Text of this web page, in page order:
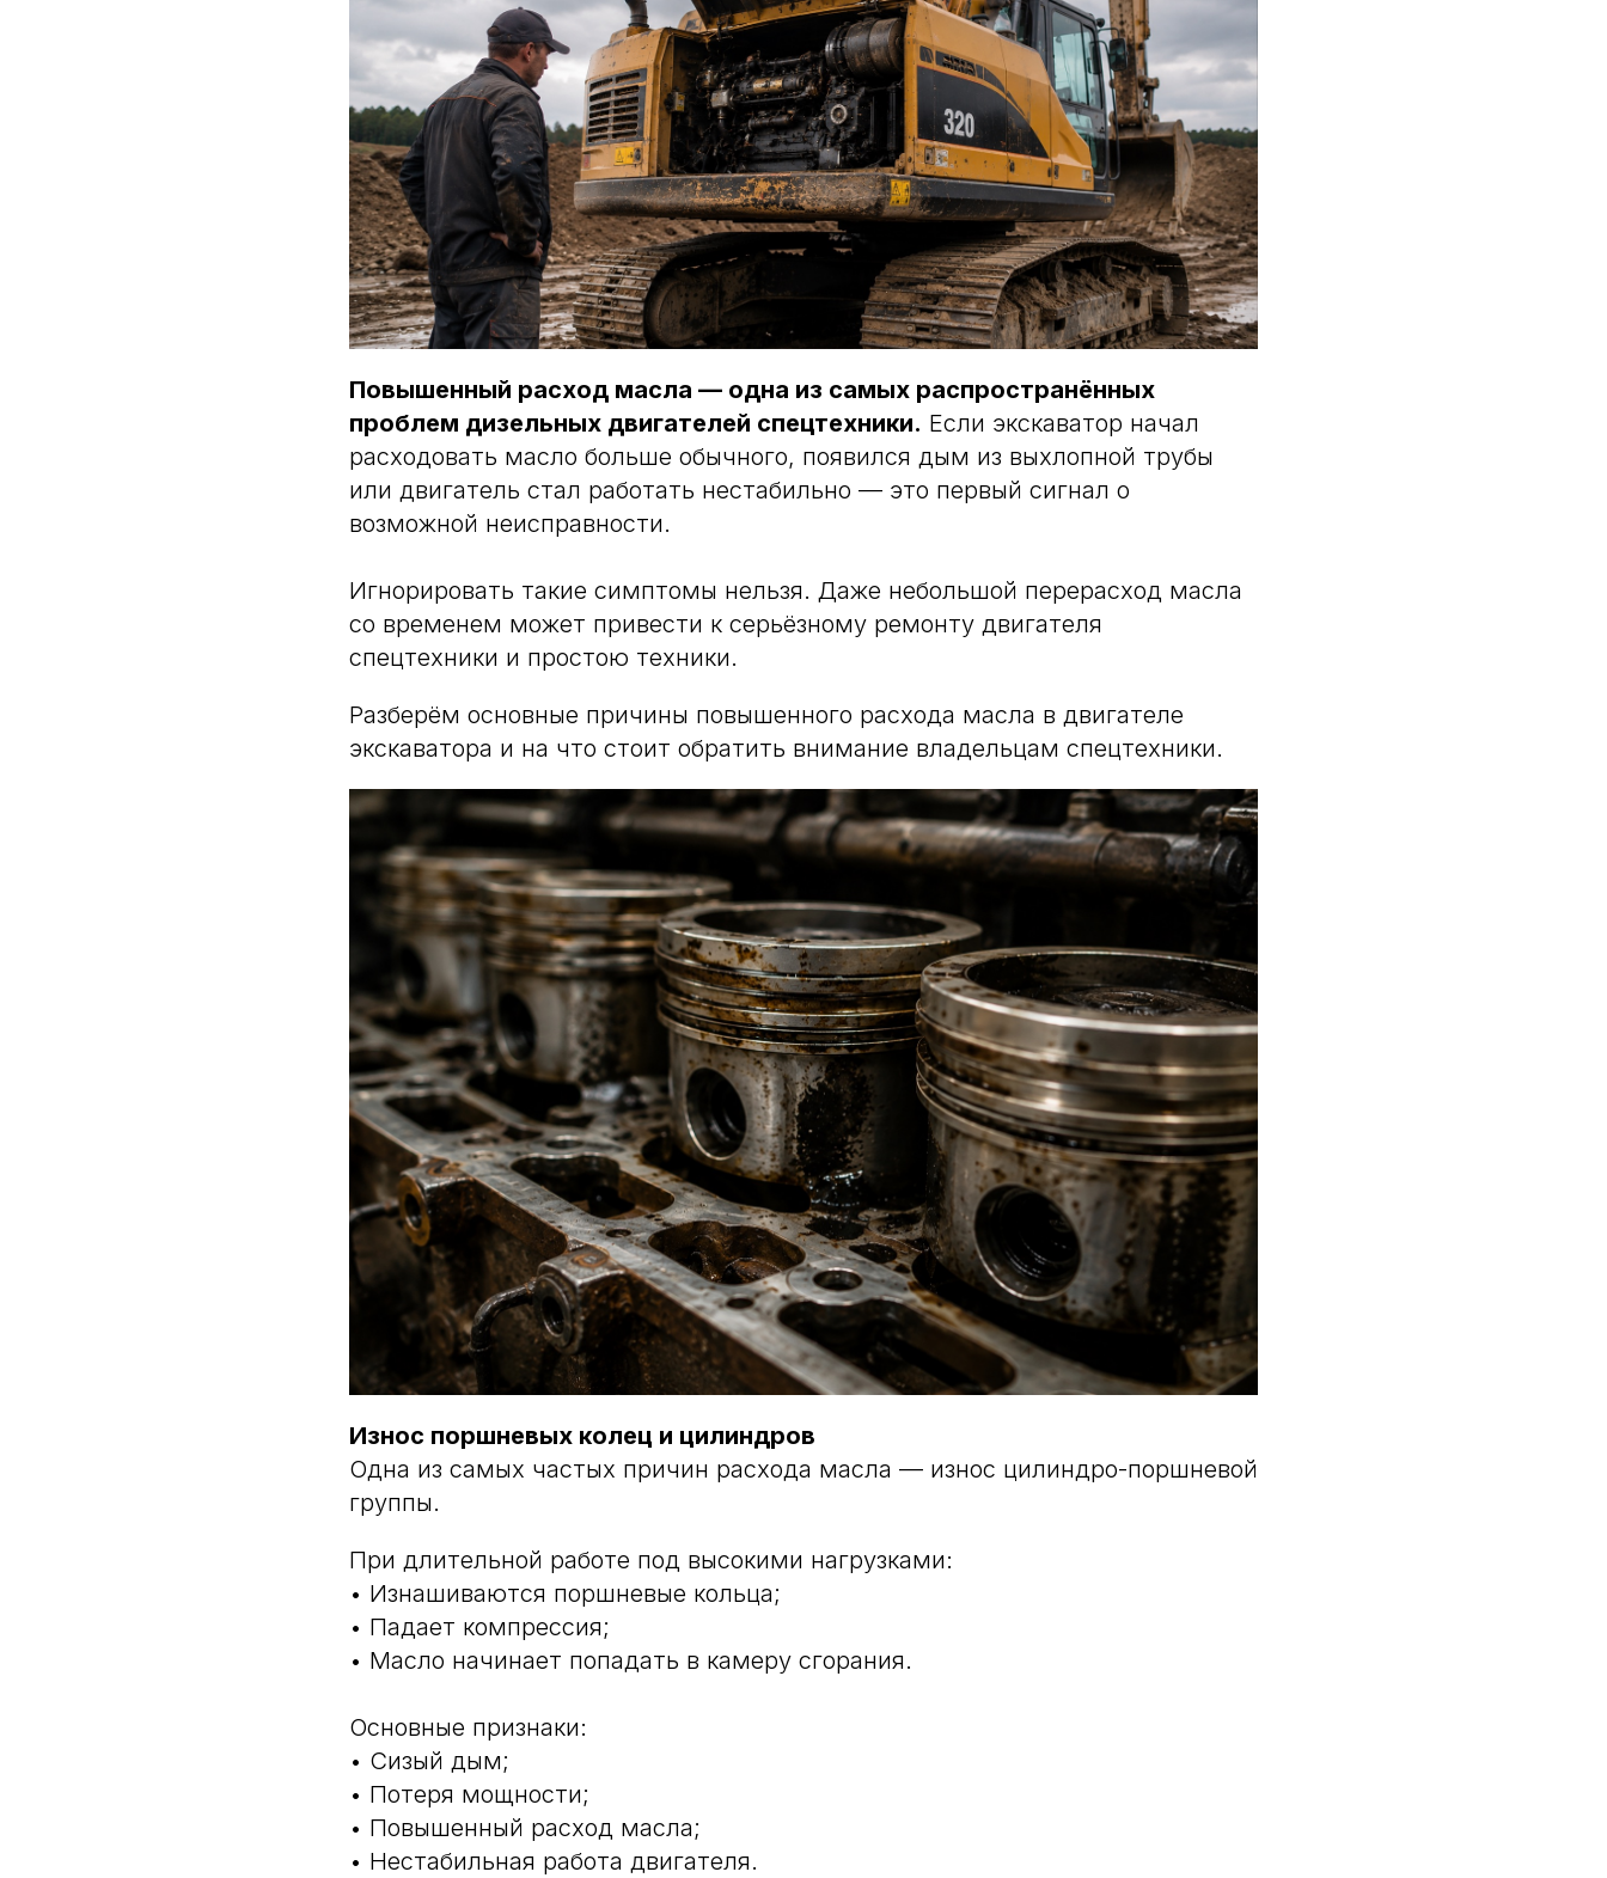
Повышенный расход масла — одна из самых распространённых
проблем дизельных двигателей спецтехники. Если экскаватор начал
расходовать масло больше обычного, появился дым из выхлопной трубы
или двигатель стал работать нестабильно — это первый сигнал о
возможной неисправности.
Игнорировать такие симптомы нельзя. Даже небольшой перерасход масла
со временем может привести к серьёзному ремонту двигателя
спецтехники и простою техники.
Разберём основные причины повышенного расхода масла в двигателе
экскаватора и на что стоит обратить внимание владельцам спецтехники.
Износ поршневых колец и цилиндров
Одна из самых частых причин расхода масла — износ цилиндро-поршневой
группы.
При длительной работе под высокими нагрузками:
• Изнашиваются поршневые кольца;
• Падает компрессия;
• Масло начинает попадать в камеру сгорания.
Основные признаки:
• Сизый дым;
• Потеря мощности;
• Повышенный расход масла;
• Нестабильная работа двигателя.